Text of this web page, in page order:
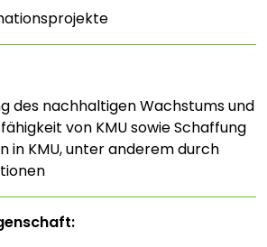
des nachhaltigen Wachstums und
von KMU sowie Schaffung
in KMU, unter anderem durch